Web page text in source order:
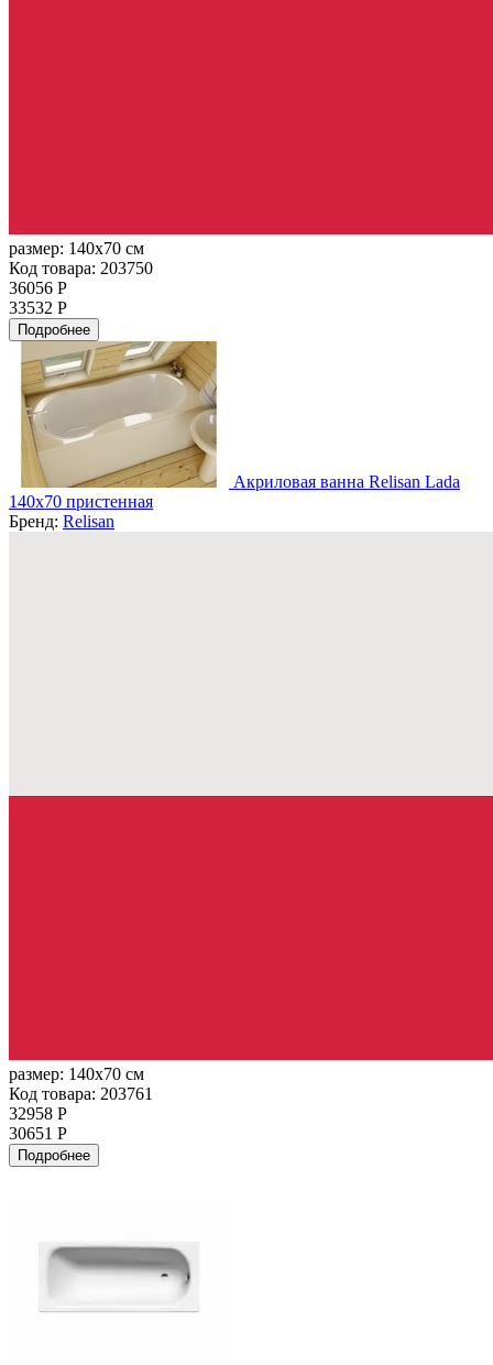
размер: 140x70 см
Код товара: 203750
36056 Р
33532 Р
Подробнее
Акриловая ванна Relisan Lada
140x70 пристенная
Бренд: Relisan
размер: 140x70 см
Код товара: 203761
32958 Р
30651 Р
Подробнее